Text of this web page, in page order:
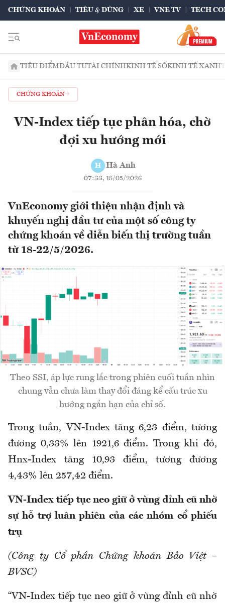
CHỨNG KHOÁN TIÊU & DÙNG XE VNE TV TECH
TIÊU ĐIỂMĐẦU TƯTÀI CHÍNHKINH TẾ SỐKINH TẾ XANH
CHỨNG KHOÁN
VN-Index tiếp tục phân hóa, chờ
đợi xu hướng mới
H Hà Anh
07:33, 18/05/2026
VnEconomy giới thiệu nhận định và
khuyến nghị đầu tư của một số công ty
chứng khoán về diễn biến thị trường tuần
từ 18-22/5/2026.
Theo SSI, áp lực rung lắc trong phiên cuối tuần nhìn
chung vẫn chưa làm thay đổi đáng kể cấu trúc xu
hướng ngắn hạn của chỉ số.
Trong tuần, VN-Index tăng 6,23 điểm, tương
đương 0,33% lên 1921,6 điểm. Trong khi đó,
Hnx-Index tăng 10,93 điểm, tương đương
4,43% lên 257,42 điểm.
VN-Index tiếp tục neo giữ ở vùng đỉnh cũ nhờ
sự hỗ trợ luân phiên của các nhóm cổ phiếu
trụ
(Công ty Cổ phần Chứng khoán Bảo Việt –
BVSC)
“VN-Index tiếp tục neo giữ ở vùng đỉnh cũ nhờ